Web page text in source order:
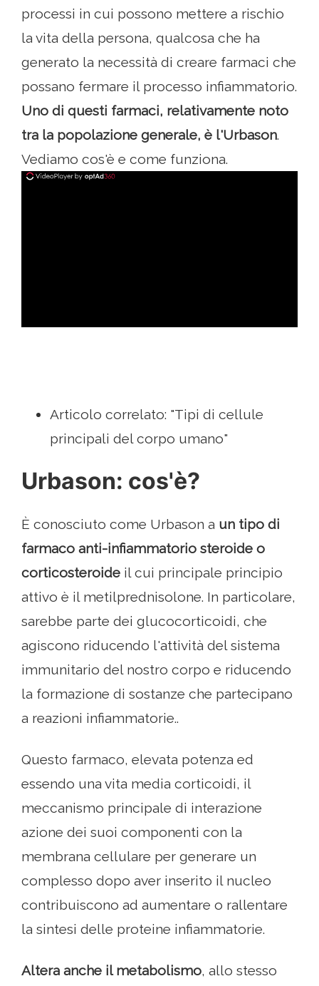
processi in cui possono mettere a rischio
la vita della persona, qualcosa che ha
generato la necessità di creare farmaci che
possano fermare il processo infiammatorio.
Uno di questi farmaci, relativamente noto
tra la popolazione generale, è l'Urbason.
Vediamo cos'è e come funziona.
Articolo correlato: "Tipi di cellule
principali del corpo umano"
Urbason: cos'è?
È conosciuto come Urbason a un tipo di
farmaco anti-infiammatorio steroide o
corticosteroide il cui principale principio
attivo è il metilprednisolone. In particolare,
sarebbe parte dei glucocorticoidi, che
agiscono riducendo l'attività del sistema
immunitario del nostro corpo e riducendo
la formazione di sostanze che partecipano
a reazioni infiammatorie..
Questo farmaco, elevata potenza ed
essendo una vita media corticoidi, il
meccanismo principale di interazione
azione dei suoi componenti con la
membrana cellulare per generare un
complesso dopo aver inserito il nucleo
contribuiscono ad aumentare o rallentare
la sintesi delle proteine ​​infiammatorie.
Altera anche il metabolismo, allo stesso